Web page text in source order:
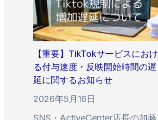
【重要】TikTokサービスにおけ
る付与速度・反映開始時間の遅
延に関するお知らせ
2026年5月16日
SNS・ActiveCenter店長の加藤